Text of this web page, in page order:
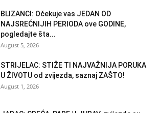
BLIZANCI: Očekuje vas JEDAN OD
NAJSREĆNIJIH PERIODA ove GODINE,
pogledajte šta...
August 5, 2026
STRIJELAC: STIŽE TI NAJVAŽNIJA PORUKA
U ŽIVOTU od zvijezda, saznaj ZAŠTO!
August 1, 2026